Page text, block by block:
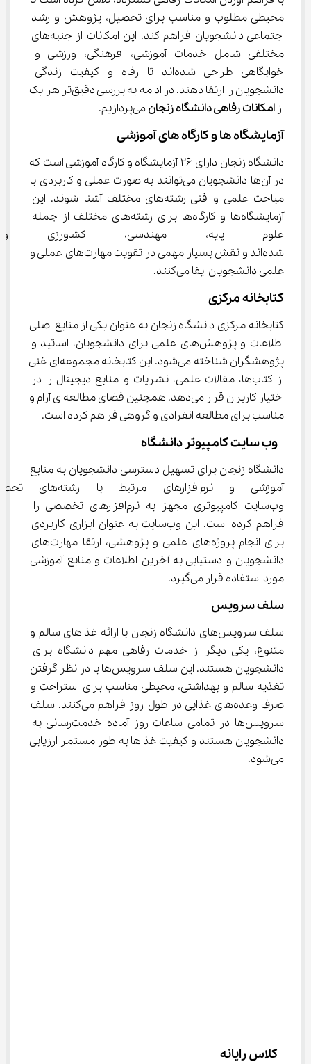
محیطی مطلوب و مناسب برای تحصیل، پژوهش و رشد
اجتماعی دانشجویان فراهم کند. این امکانات از جنبه‌های
مختلفی شامل خدمات آموزشی، فرهنگی، ورزشی و
خوابگاهی طراحی شده‌اند تا رفاه و کیفیت زندگی
دانشجویان را ارتقا دهند. در ادامه به بررسی دقیق‌تر هر یک
از امکانات رفاهی دانشگاه زنجان می‌پردازیم.
آزمایشگاه ‌ها و کارگاه‌ های آموزشی
دانشگاه زنجان دارای ۲۶ آزمایشگاه و کارگاه آموزشی است که
در آن‌ها دانشجویان می‌توانند به صورت عملی و کاربردی با
مباحث علمی و فنی رشته‌های مختلف آشنا شوند. این
آزمایشگاه‌ها و کارگاه‌ها برای رشته‌های مختلف از جمله
علوم پایه، مهندسی، کشاورزی
شده‌اند و نقش بسیار مهمی در تقویت مهارت‌های عملی و
علمی دانشجویان ایفا می‌کنند.
کتابخانه مرکزی
کتابخانه مرکزی دانشگاه زنجان به عنوان یکی از منابع اصلی
اطلاعات و پژوهش‌های علمی برای دانشجویان، اساتید و
پژوهشگران شناخته می‌شود. این کتابخانه مجموعه‌ای غنی
از کتاب‌ها، مقالات علمی، نشریات و منابع دیجیتال را در
اختیار کاربران قرار می‌دهد. همچنین فضای مطالعه‌ای آرام و
مناسب برای مطالعه انفرادی و گروهی فراهم کرده است.
وب ‌سایت کامپیوتر دانشگاه
دانشگاه زنجان برای تسهیل دسترسی دانشجویان به منابع
آموزشی و نرم‌افزارهای
وب‌سایت کامپیوتری مجهز به نرم‌افزارهای تخصصی را
فراهم کرده است. این وب‌سایت به عنوان ابزاری کاربردی
برای انجام پروژه‌های علمی و پژوهشی، ارتقا مهارت‌های
دانشجویان و دستیابی به آخرین اطلاعات و منابع آموزشی
مورد استفاده قرار می‌گیرد.
سلف سرویس
سلف سرویس‌های دانشگاه زنجان با ارائه غذاهای سالم و
متنوع، یکی دیگر از خدمات رفاهی مهم دانشگاه برای
دانشجویان هستند. این سلف سرویس‌ها با در نظر گرفتن
تغذیه سالم و بهداشتی، محیطی مناسب برای استراحت و
صرف وعده‌های غذایی در طول روز فراهم می‌کنند. سلف
سرویس‌ها در تمامی ساعات روز آماده خدمت‌رسانی به
دانشجویان هستند و کیفیت غذاها به طور مستمر ارزیابی
می‌شود.
کلاس رایانه